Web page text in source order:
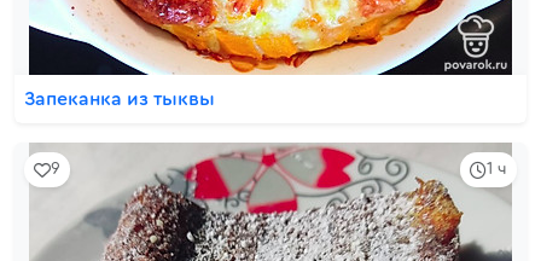
Запеканка из тыквы
1 ч
9